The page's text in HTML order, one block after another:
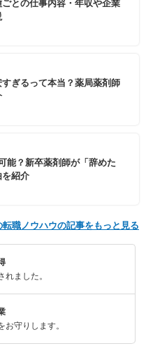
との仕事内容・年収や企業
ぎるって本当？薬局薬剤師
能？新卒薬剤師が「辞めた
を紹介
転職ノウハウの記事をもっと見る
ました。
守りします。